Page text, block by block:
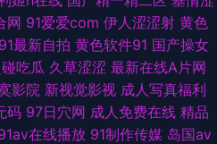
91在线微拍视频 日韩潮喷 91亚洲不用
蚪真实 久热最新网址 91草网站 东方国
久艹免费 亚洲色情影视在线观看 东方
网 91爱爱com 伊人涩涩射 黄色
91最新自拍 黄色软件91 国产操女
吃瓜 久草涩涩 最新在线A片网
影院 新视觉影视 成人写真福利
码 97日穴网 成人免费在线 精品
在线播放 91制作传媒 岛国av